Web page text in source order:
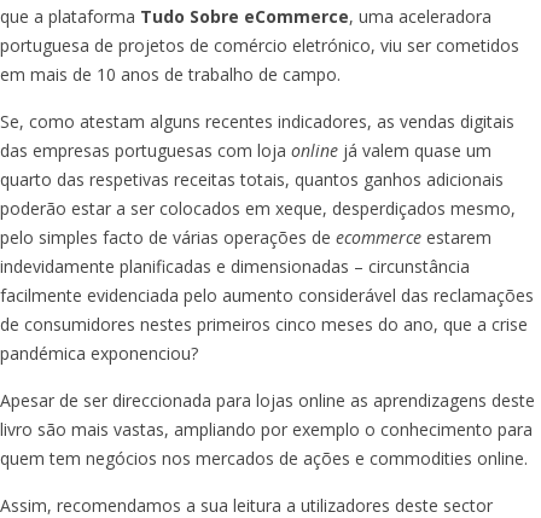
que a plataforma Tudo Sobre eCommerce, uma aceleradora
portuguesa de projetos de comércio eletrónico, viu ser cometidos
em mais de 10 anos de trabalho de campo.
Se, como atestam alguns recentes indicadores, as vendas digitais
das empresas portuguesas com loja online já valem quase um
quarto das respetivas receitas totais, quantos ganhos adicionais
poderão estar a ser colocados em xeque, desperdiçados mesmo,
pelo simples facto de várias operações de ecommerce estarem
indevidamente planificadas e dimensionadas – circunstância
facilmente evidenciada pelo aumento considerável das reclamações
de consumidores nestes primeiros cinco meses do ano, que a crise
pandémica exponenciou?
Apesar de ser direccionada para lojas online as aprendizagens deste
livro são mais vastas, ampliando por exemplo o conhecimento para
quem tem negócios nos mercados de ações e commodities online.
Assim, recomendamos a sua leitura a utilizadores deste sector